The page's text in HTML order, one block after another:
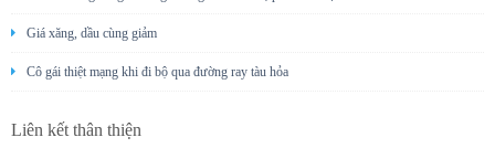
Giá xăng, dầu cùng giảm
Cô gái thiệt mạng khi đi bộ qua đường ray tàu hỏa
Liên kết thân thiện